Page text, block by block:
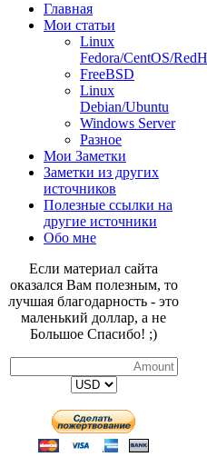
Главная
Мои статьи
Linux
Fedora/CentOS/
FreeBSD
Linux
Debian/Ubuntu
Windows Server
Разное
Мои Заметки
Заметки из других
источников
Полезные ссылки на
другие источники
Обо мне
Если материал сайта
оказался Вам полезным, то
лучшая благодарность - это
маленький доллар, а не
Большое Спасибо! ;)